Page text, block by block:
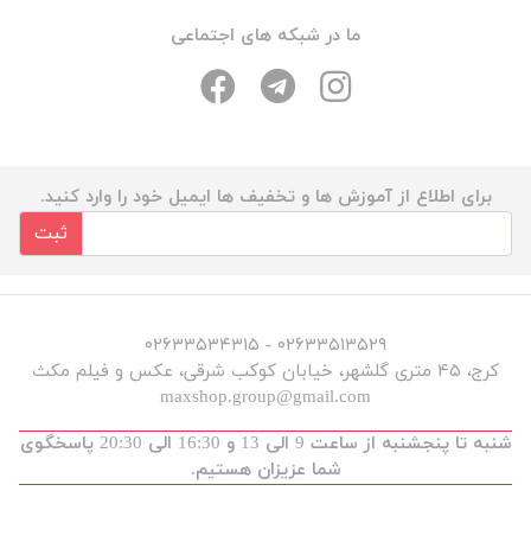
ما در شبکه های اجتماعی
برای اطلاع از آموزش ها و تخفیف ها ایمیل خود را وارد کنید.
ثبت
۰۲۶۳۳۵۱۳۵۲۹ - ۰۲۶۳۳۵۳۴۳۱۵
کرج، ۴۵ متری گلشهر، خیابان کوکب شرقی، عکس و فیلم مکث
maxshop.group@gmail.com
شنبه تا پنجشنبه از ساعت 9 الی 13 و 16:30 الی 20:30 پاسخگوی
شما عزیزان هستیم.